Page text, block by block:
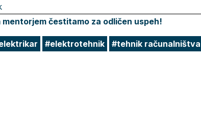
mentorjem čestitamo za odličen uspeh!
elektrotehnik tehnik računalništva